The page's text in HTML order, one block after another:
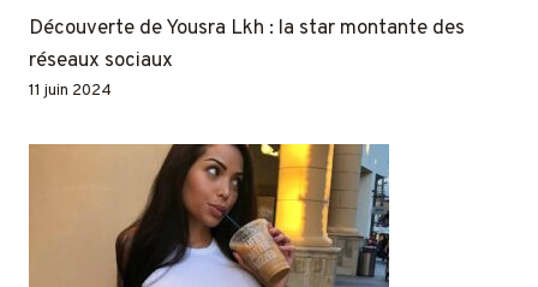
Découverte de Yousra Lkh : la star montante des
réseaux sociaux
11 juin 2024